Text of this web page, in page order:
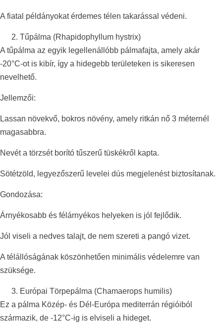
A fiatal példányokat érdemes télen takarással védeni.
Tűpálma (Rhapidophyllum hystrix)
A tűpálma az egyik legellenállóbb pálmafajta, amely akár
-20°C-ot is kibír, így a hidegebb területeken is sikeresen
nevelhető.
Jellemzői:
Lassan növekvő, bokros növény, amely ritkán nő 3 méternél
magasabbra.
Nevét a törzsét borító tűszerű tüskékről kapta.
Sötétzöld, legyezőszerű levelei dús megjelenést biztosítanak.
Gondozása:
Árnyékosabb és félárnyékos helyeken is jól fejlődik.
Jól viseli a nedves talajt, de nem szereti a pangó vizet.
A télállóságának köszönhetően minimális védelemre van
szüksége.
Európai Törpepálma (Chamaerops humilis)
Ez a pálma Közép- és Dél-Európa mediterrán régióiból
származik, de -12°C-ig is elviseli a hideget.